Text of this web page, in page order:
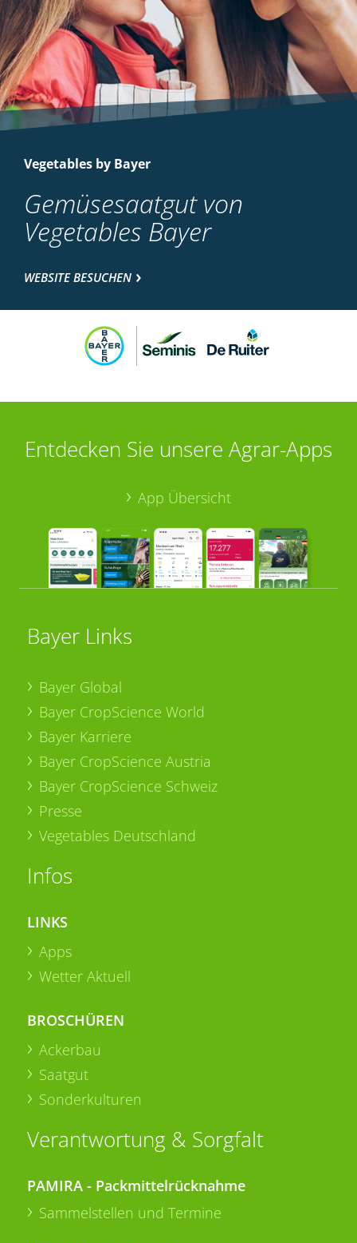
Vegetables by Bayer
Gemüsesaatgut von
Vegetables Bayer
WEBSITE BESUCHEN
Entdecken Sie unsere Agrar-Apps
App Übersicht
Bayer Links
Bayer Global
Bayer CropScience World
Bayer Karriere
Bayer CropScience Austria
Bayer CropScience Schweiz
Presse
Vegetables Deutschland
Infos
LINKS
Apps
Wetter Aktuell
BROSCHÜREN
Ackerbau
Saatgut
Sonderkulturen
Verantwortung & Sorgfalt
PAMIRA - Packmittelrücknahme
Sammelstellen und Termine